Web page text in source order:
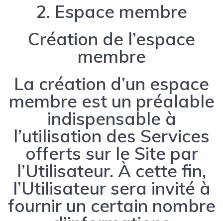
2. Espace membre
Création de l’espace
membre
La création d’un espace
membre est un préalable
indispensable à
l’utilisation des Services
offerts sur le Site par
l’Utilisateur. À cette fin,
l’Utilisateur sera invité à
fournir un certain nombre